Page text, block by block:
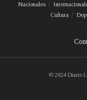
Nacionales
Cultura
© 2024 Diario